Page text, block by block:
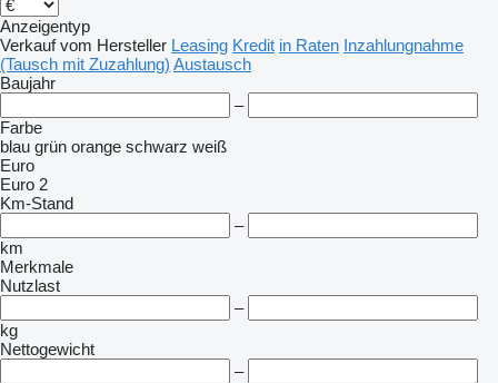
Anzeigentyp
Verkauf vom Hersteller Leasing Kredit in Raten Inzahlungnahme
(Tausch mit Zuzahlung) Austausch
Baujahr
–
Farbe
blau grün orange schwarz weiß
Euro
Euro 2
Km-Stand
–
km
Merkmale
Nutzlast
–
kg
Nettogewicht
–